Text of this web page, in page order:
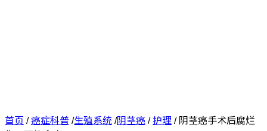
首页 /癌症科普/生殖系统/阴茎癌/护理/ 阴茎癌手术后腐烂